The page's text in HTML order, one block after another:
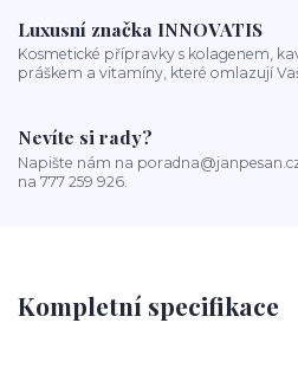
Luxusní značka INNOVATIS
Kosmetické přípravky s kolagenem,
práškem a vitamíny, které omlazují
Nevíte si rady?
Napište nám na
na 777 259 926.
Kompletní specifikace